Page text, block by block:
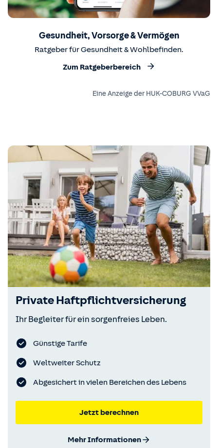
Gesundheit, Vorsorge & Vermögen
Ratgeber für Gesundheit & Wohlbefinden.
Zum Ratgeberbereich
Eine Anzeige der HUK-COBURG VVaG
Private Haftpflichtversicherung
Ihr Begleiter für ein sorgenfreies Leben.
Günstige Tarife
Weltweiter Schutz
Abgesichert in vielen Bereichen des Lebens
Jetzt berechnen
Mehr Informationen